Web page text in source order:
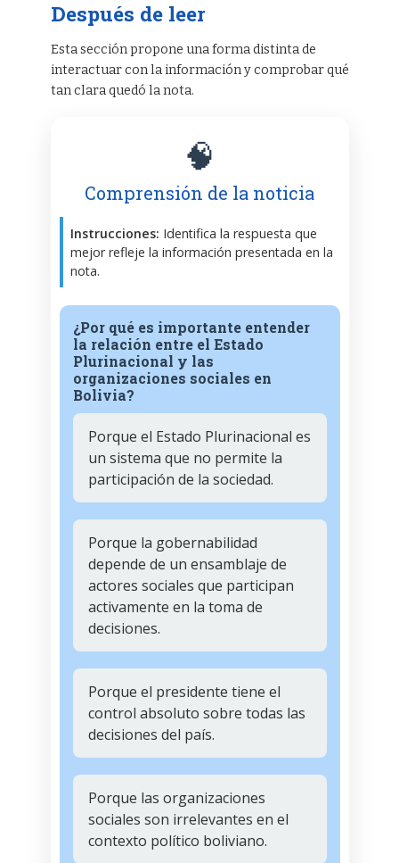
Después de leer
Esta sección propone una forma distinta de
interactuar con la información y comprobar qué
tan clara quedó la nota.
🧠
Comprensión de la noticia
Instrucciones: Identifica la respuesta que
mejor refleje la información presentada en la
nota.
¿Por qué es importante entender
la relación entre el Estado
Plurinacional y las
organizaciones sociales en
Bolivia?
Porque el Estado Plurinacional es
un sistema que no permite la
participación de la sociedad.
Porque la gobernabilidad
depende de un ensamblaje de
actores sociales que participan
activamente en la toma de
decisiones.
Porque el presidente tiene el
control absoluto sobre todas las
decisiones del país.
Porque las organizaciones
sociales son irrelevantes en el
contexto político boliviano.